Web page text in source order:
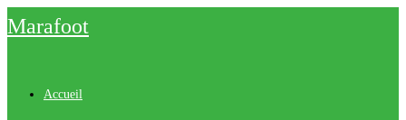
Skip
to
Marafoot
Accueil